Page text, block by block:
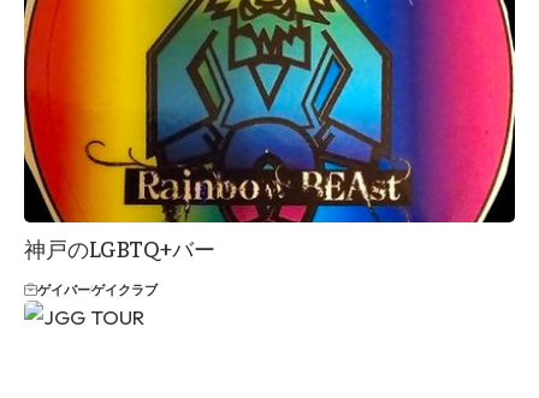
神戸のLGBTQ+バー
ゲイバーゲイクラブ